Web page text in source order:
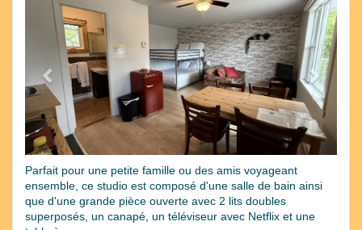
Parfait pour une petite famille ou des amis voyageant
ensemble, ce studio est composé d'une salle de bain ainsi
que d'une grande pièce ouverte avec 2 lits doubles
superposés, un canapé, un téléviseur avec Netflix et une